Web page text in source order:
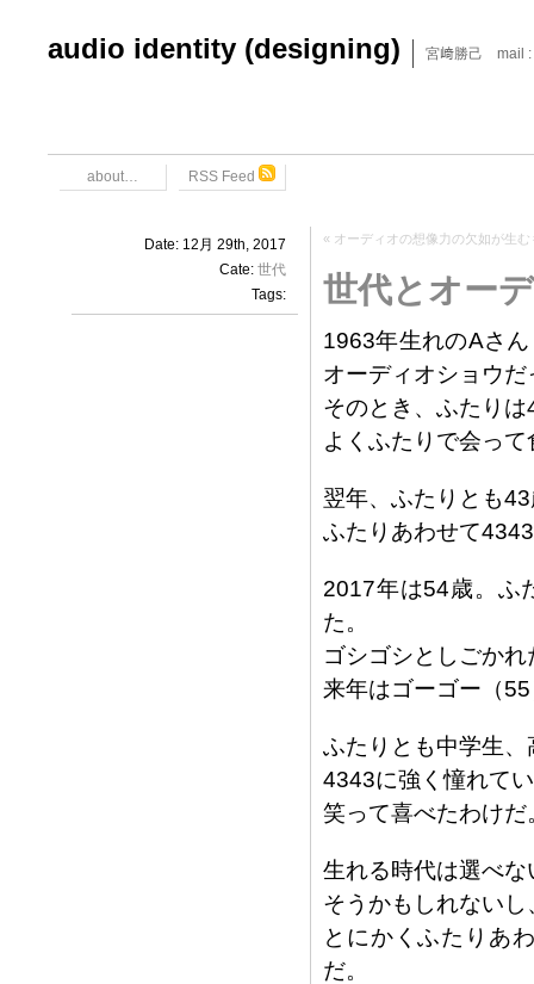
audio identity (designing) 宮﨑勝己 mail :
about… RSS Feed
Date: 12月 29th, 2017
Cate: 世代
Tags:
« オーディオの想像力の欠如が生
世代とオー
1963年生れのAさ
オーディオショウだ
そのとき、ふたりは
よくふたりで会っ
翌年、ふたりとも
ふたりあわせて
2017年は54歳。ふ
た。
ゴシゴシとしごか
来年はゴーゴー（
ふたりとも中学生
4343に強く憧れて
笑って喜べたわけだ
生れる時代は選べ
そうかもしれない
とにかくふたりあ
だ。